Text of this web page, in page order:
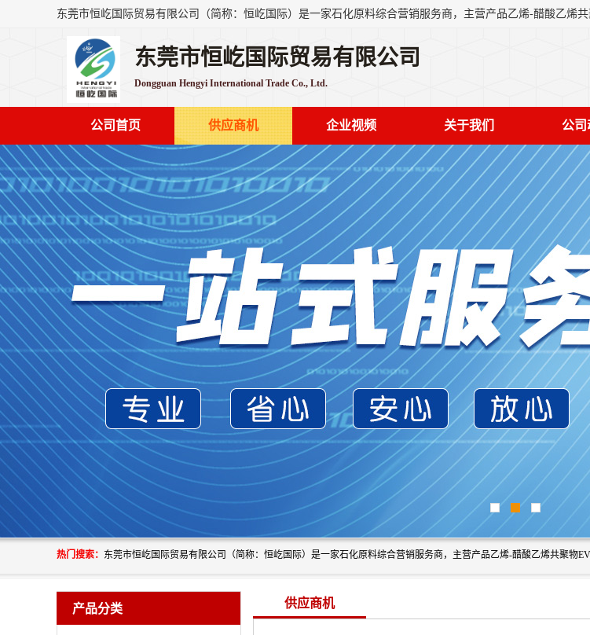
东莞市恒屹国际贸易有限公司
Dongguan Hengyi International Trade Co., Ltd.
公司首页 供应商机 企业视频 关于我们 公司
热门搜索： 东莞市恒屹国际贸易有限
产品分类 供应商机